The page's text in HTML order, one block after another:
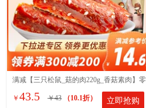
满减【三只松鼠_菇的肉220g_香菇素肉】零
食特产麻辣味即食菌菇类
￥ 43.5 ￥43 （10.1折） 立即抢购